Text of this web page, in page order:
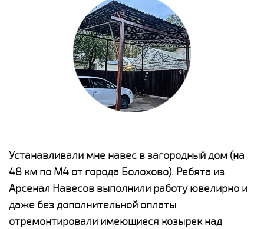
Устанавливали мне навес в загородный дом (на
48 км по М4 от города Болохово). Ребята из
Арсенал Навесов выполнили работу ювелирно и
даже без дополнительной оплаты
отремонтировали имеющиеся козырек над